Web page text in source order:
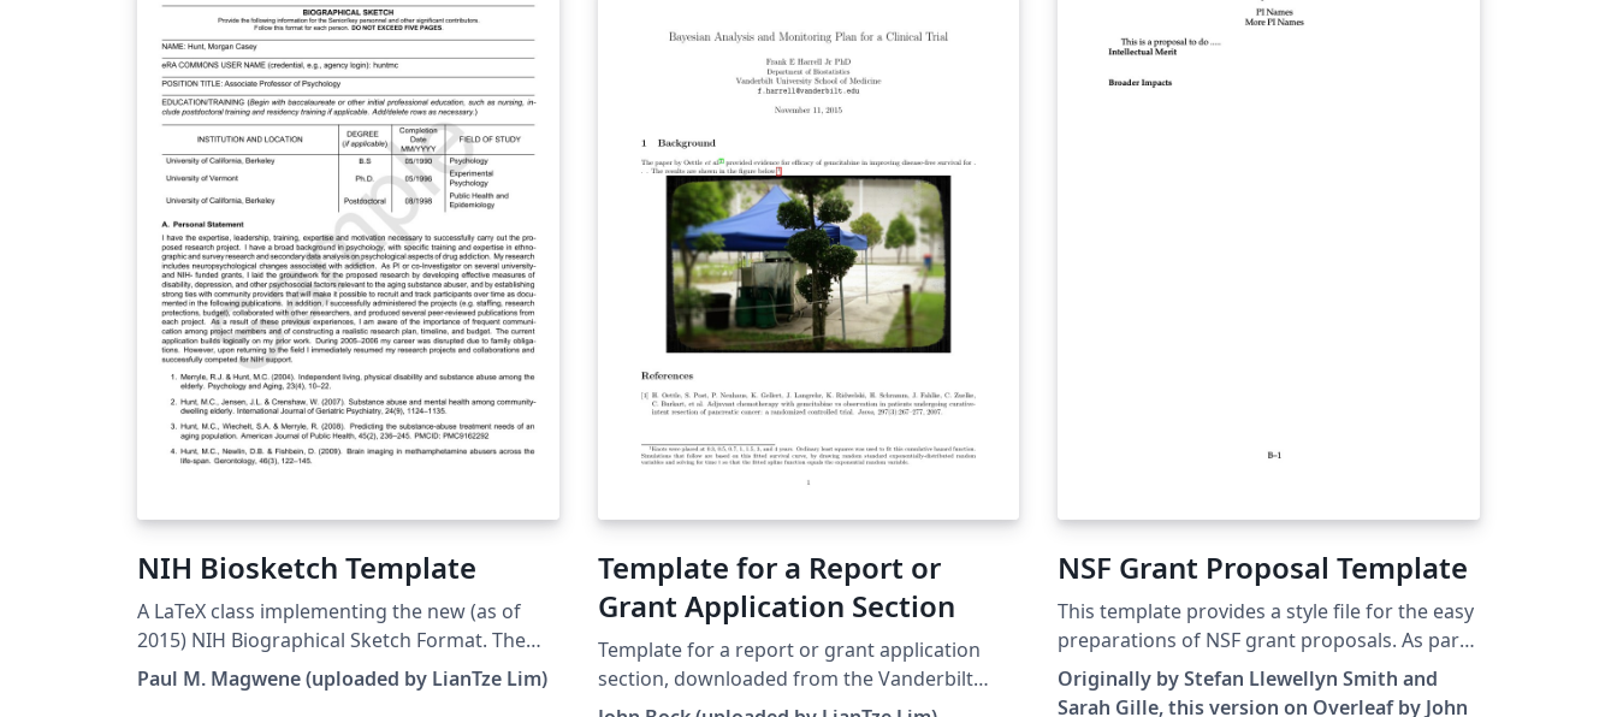
NIH Biosketch Template
A LaTeX class implementing the new (as of
2015) NIH Biographical Sketch Format. The
original template can be found at the
author's GitHub page. This LaTeX document
Paul M. Magwene (uploaded by LianTze Lim)
Template for a Report or
Grant Application Section
Template for a report or grant application
section, downloaded from the Vanderbilt
Biostatistics Wiki.
NSF Grant Proposal Template
This template provides a style file for the easy
preparations of NSF grant proposals. As part
of the template, a list of pre-defined journal
abbreviation commands are included, for
Originally by Stefan Llewellyn Smith and
Sarah Gille, this version on Overleaf by John